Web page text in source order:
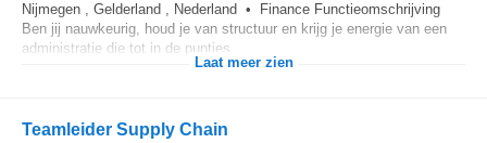
Nijmegen , Gelderland , Nederland • Finance Functieomschrijving
Ben jij nauwkeurig, houd je van structuur en krijg je energie van een
administratie die tot in de puntjes...
Laat meer zien
Teamleider Supply Chain